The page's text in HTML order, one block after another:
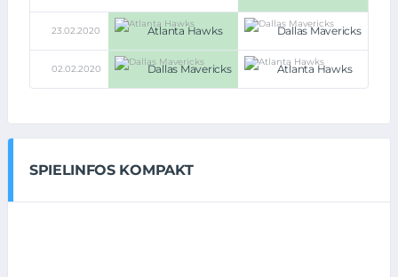
23.02.2020 Atlanta Hawks Dallas Mavericks
02.02.2020 Dallas Mavericks Atlanta Hawks
SPIELINFOS KOMPAKT